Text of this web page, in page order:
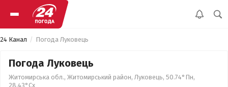
24 Канал Погода Луковець
Погода Луковець
Житомирська обл., Житомирський район, Луковець, 50.74°Пн,
28.43°Сх